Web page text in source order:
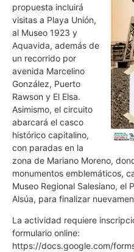
propuesta incluirá
visitas a Playa Unión,
al Museo 1923 y
Aquavida, además de
un recorrido por
avenida Marcelino
González, Puerto
Rawson y El Elsa.
Asimismo, el circuito
abarcará el casco
histórico capitalino,
con paradas en la
zona de Mariano Moreno,
monumentos emblemáticos,
Museo Regional Salesiano, el
Alsúa, para finalizar
La actividad requiere
formulario online:
https://docs.google.com/